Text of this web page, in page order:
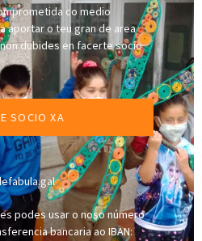
co medio
aportar o teu gran de area
dubides en facerte socio
SOCIO XA
podes usar o noso número
bancaria ao IBAN: